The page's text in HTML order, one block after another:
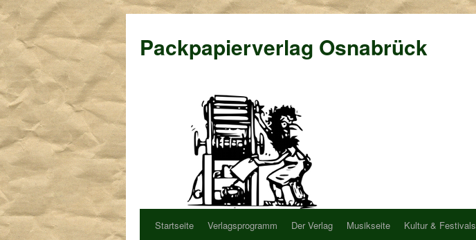
Packpapierverlag Osnabrück
Startseite Verlagsprogramm Der Verlag Musikseite Kultur & Festivals